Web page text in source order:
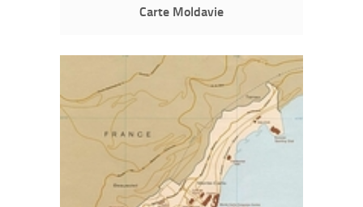
Carte Moldavie